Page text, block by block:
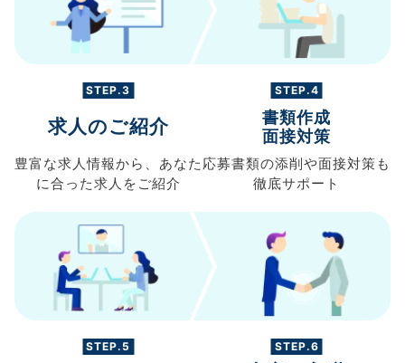
STEP.3
求人のご紹介
豊富な求人情報から、 あなた
に合った求人を ご紹介
STEP.4
書類作成
面接対策
応募書類の添削や面接対策も
徹底サポート
STEP.5 STEP.6